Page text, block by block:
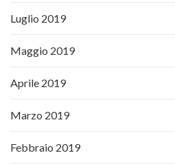
Luglio 2019
Maggio 2019
Aprile 2019
Marzo 2019
Febbraio 2019